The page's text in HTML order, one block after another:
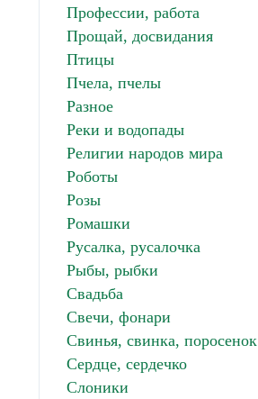
Профессии, работа
Прощай, досвидания
Птицы
Пчела, пчелы
Разное
Реки и водопады
Религии народов мира
Роботы
Розы
Ромашки
Русалка, русалочка
Рыбы, рыбки
Свадьба
Свечи, фонари
Свинья, свинка, поросенок
Сердце, сердечко
Слоники